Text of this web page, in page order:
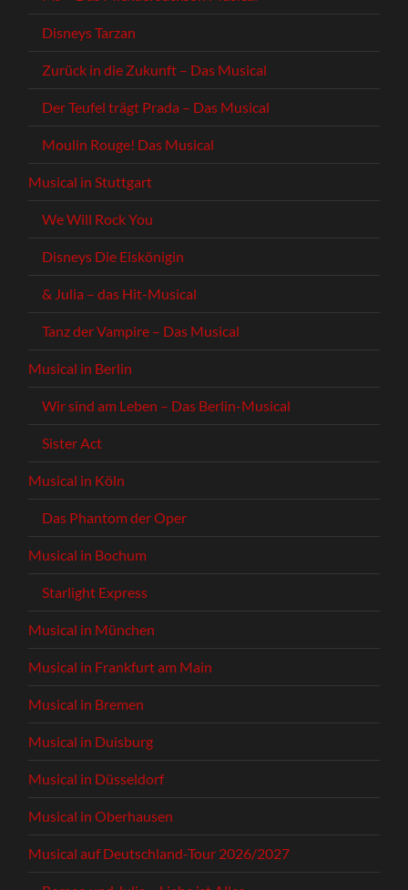
Disneys Tarzan
Zurück in die Zukunft – Das Musical
Der Teufel trägt Prada – Das Musical
Moulin Rouge! Das Musical
Musical in Stuttgart
We Will Rock You
Disneys Die Eiskönigin
& Julia – das Hit-Musical
Tanz der Vampire – Das Musical
Musical in Berlin
Wir sind am Leben – Das Berlin-Musical
Sister Act
Musical in Köln
Das Phantom der Oper
Musical in Bochum
Starlight Express
Musical in München
Musical in Frankfurt am Main
Musical in Bremen
Musical in Duisburg
Musical in Düsseldorf
Musical in Oberhausen
Musical auf Deutschland-Tour 2026/2027